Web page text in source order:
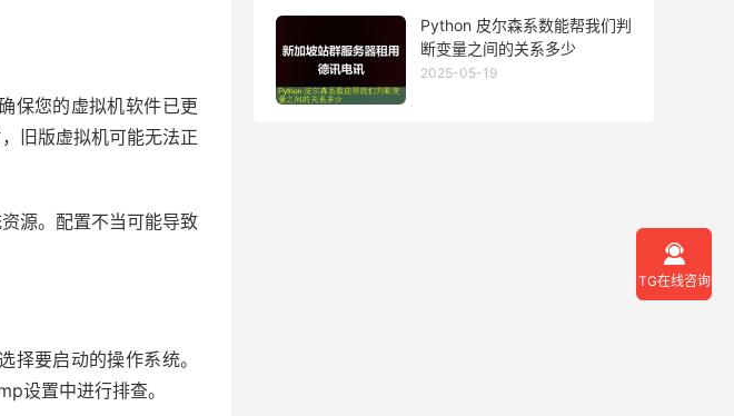
保您的虚拟机软件已更
旧版虚拟机可能无法正
源。配置不当可能导致
要启动的操作系统。
设置中进行排查。
Python 皮尔森系数能帮我们判
断变量之间的关系多少
2025-05-19

TG在线咨询